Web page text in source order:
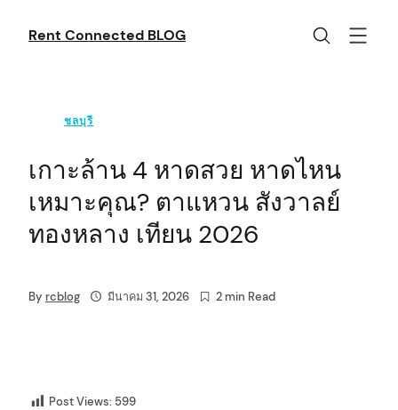
Rent Connected BLOG
ชลบุรี
เกาะล้าน 4 หาดสวย หาดไหน
เหมาะคุณ? ตาแหวน สังวาลย์
ทองหลาง เทียน 2026
By rcblog มีนาคม 31, 2026 2 min Read
Post Views: 599